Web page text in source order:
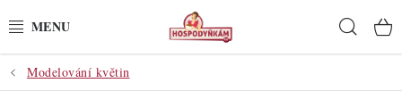
na
POTŘEBY
Modelování květin